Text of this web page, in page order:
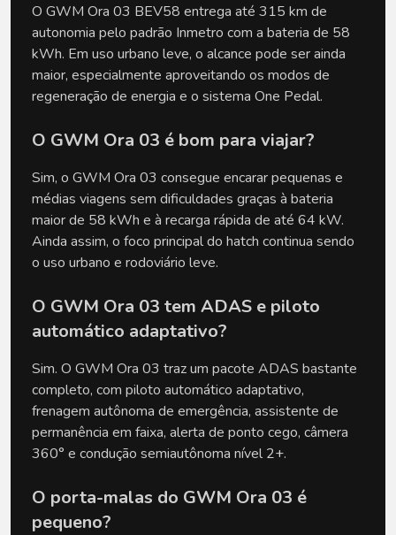
O GWM Ora 03 BEV58 entrega até 315 km de
autonomia pelo padrão Inmetro com a bateria de 58
kWh. Em uso urbano leve, o alcance pode ser ainda
maior, especialmente aproveitando os modos de
regeneração de energia e o sistema One Pedal.
O GWM Ora 03 é bom para viajar?
Sim, o GWM Ora 03 consegue encarar pequenas e
médias viagens sem dificuldades graças à bateria
maior de 58 kWh e à recarga rápida de até 64 kW.
Ainda assim, o foco principal do hatch continua sendo
o uso urbano e rodoviário leve.
O GWM Ora 03 tem ADAS e piloto
automático adaptativo?
Sim. O GWM Ora 03 traz um pacote ADAS bastante
completo, com piloto automático adaptativo,
frenagem autônoma de emergência, assistente de
permanência em faixa, alerta de ponto cego, câmera
360° e condução semiautônoma nível 2+.
O porta-malas do GWM Ora 03 é
pequeno?